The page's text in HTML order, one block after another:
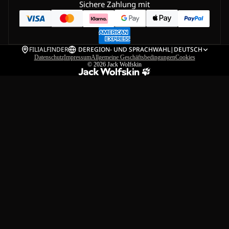
Sichere Zahlung mit
FILIALFINDER DEREGION- UND SPRACHWAHL| DEUTSCH
DatenschutzImpressumAllgemeine GeschäftsbedingungenCookies
© 2026 Jack Wolfskin